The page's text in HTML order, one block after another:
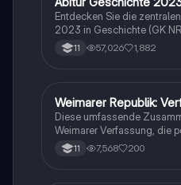
Entdecken Sie die
2023 in Geschichte (GK
Zusammenfassung
Ereignisse, von den
Prüfungsvorbereitung.
Euthanasie, Friedliche
Abkommen, und mehr.
11 57,026 1,882
Geschichte
Weimarer Republik:
Diese umfassende
Weimarer Verfassung, die
die Krisen der Weimarer
Wichtige Themen sind die
11 7,568 200